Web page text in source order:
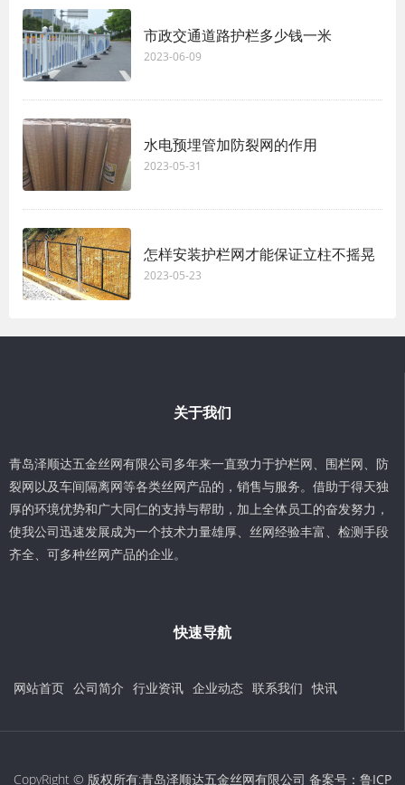
市政交通道路护栏多少钱一米
2023-06-09
水电预埋管加防裂网的作用
2023-05-31
怎样安装护栏网才能保证立柱不摇晃
2023-05-23
关于我们
青岛泽顺达五金丝网有限公司多年来一直致力于护栏网、围栏网、防
裂网以及车间隔离网等各类丝网产品的，销售与服务。借助于得天独
厚的环境优势和广大同仁的支持与帮助，加上全体员工的奋发努力，
使我公司迅速发展成为一个技术力量雄厚、丝网经验丰富、检测手段
齐全、可多种丝网产品的企业。
快速导航
网站首页 公司简介 行业资讯 企业动态 联系我们 快讯
CopyRight © 版权所有:青岛泽顺达五金丝网有限公司 备案号： 鲁ICP